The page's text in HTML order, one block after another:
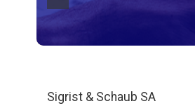
Sigrist & Schaub SA